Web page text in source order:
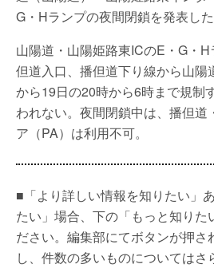
G・Hランプの夜間閉鎖を発表した
山陽道・山陽姫路東ICのE・G・
但道入口、播但道下り線から山陽
から19日の20時から6時まで規制
われない。夜間閉鎖中は、播但道
ア（PA）は利用不可。
■「より詳しい情報を知りたい」
たい」場合、下の「もっと知りた
ださい。編集部にてボタンが押さ
し、件数の多いものについては